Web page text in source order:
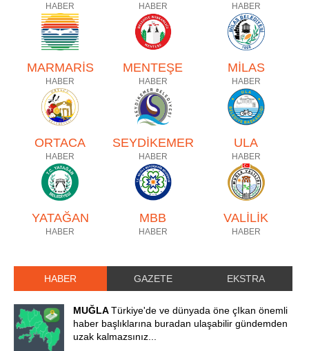
HABER HABER HABER
MARMARİS
HABER
MENTEŞE
HABER
MİLAS
HABER
ORTACA
HABER
SEYDİKEMER
HABER
ULA
HABER
YATAĞAN
HABER
MBB
HABER
VALİLİK
HABER
HABER GAZETE EKSTRA
MUĞLATürkiye'de ve dünyada öne çIkan önemli
haber başlıklarına buradan ulaşabilir gündemden
uzak kalmazsınız...